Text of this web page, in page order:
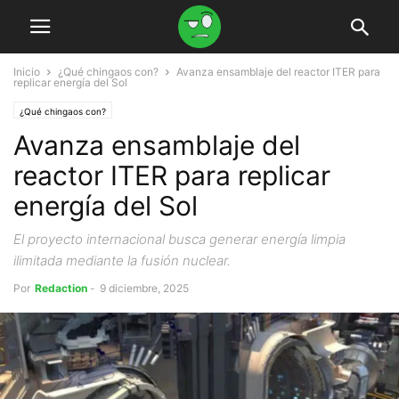
Inicio ¿Qué chingaos con?
Avanza ensamblaje del reactor ITER para
replicar energía del Sol
¿Qué chingaos con?
Avanza ensamblaje del
reactor ITER para replicar
energía del Sol
El proyecto internacional busca generar energía limpia
ilimitada mediante la fusión nuclear.
Por Redaction - 9 diciembre, 2025